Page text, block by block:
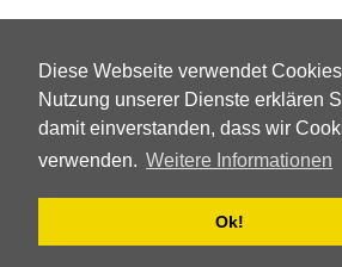
Diese Webseite verwendet
Nutzung unserer Dienste erklären
damit einverstanden, dass wir
verwenden. Weitere Informationen
Ok!